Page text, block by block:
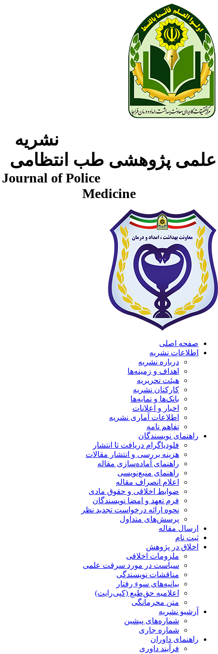
نشریه
پژوهشی طب انتظامی
Journal of Police
Medicine
صفحه اصلی
اطلاعات نشریه
درباره نشریه
اهداف و زمینه‌ها
هیئت تحریریه
کارکنان نشریه
بانک‌ها و نمایه‌ها
اخبار و اعلانات
اطلاعات آماری نشریه
تفاهم نامه
راهنمای نویسندگان
فلودیاگرام دریافت تا انتشار
هزینه بررسی و انتشار مقالات
راهنمای آماده‌سازی مقاله
راهنمای منبع‌نویسی
اعلام انصراف مقاله
ضوابط اخلاقی و حقوق مادی
فرم تعهد و امضا نویسندگان
نحوه ارائه درخواست تجدید نظر
پرسش‌های متداول
ارسال مقاله
ثبت نام
اخلاق در پژوهش
ملزومات اخلاقی
سیاست در مورد سرقت علمی
مناقشات نویسندگی
بیانیه‌های سوء رفتار
اعلامیه حق‌طبع (کپی‌رایت)
متن محرمانگی
آرشیو نشریه
شماره‌های پیشین
شماره جاری
راهنمای داوران
فرآیند داوری